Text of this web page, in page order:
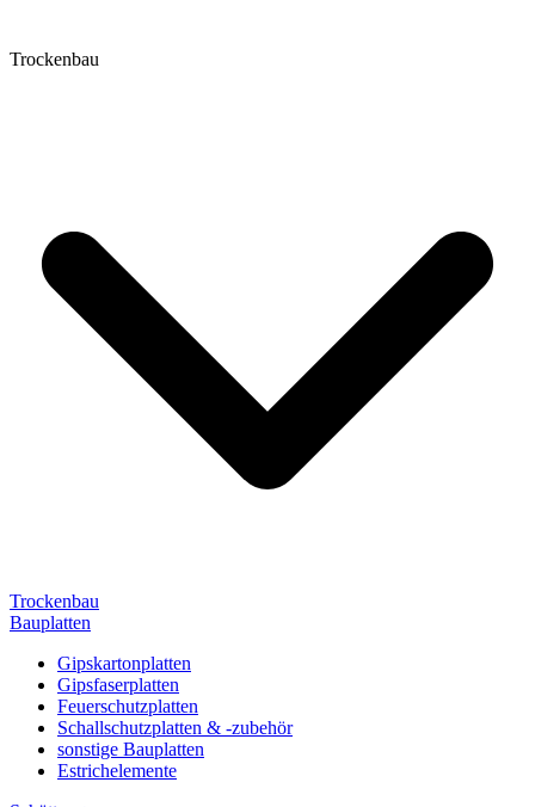
Trockenbau
Trockenbau
Bauplatten
Gipskartonplatten
Gipsfaserplatten
Feuerschutzplatten
Schallschutzplatten & -zubehör
sonstige Bauplatten
Estrichelemente